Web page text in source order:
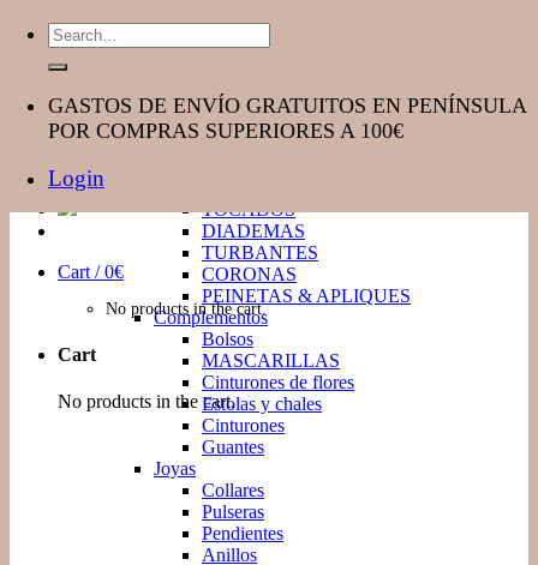
content
Search
GASTOS DE ENVÍO GRATUITOS EN PENÍNSULA
POR COMPRAS SUPERIORES A 100€
Login
Cart /0€
No products in the cart.
Cart
No products in the cart.
MENUMENU
SHOP
TOCADOS
DIADEMAS
TURBANTES
CORONAS
PEINETAS & APLIQUES
Complementos
Bolsos
MASCARILLAS
Cinturones de flores
Estolas y chales
Cinturones
Guantes
Joyas
Collares
Pulseras
Pendientes
Anillos